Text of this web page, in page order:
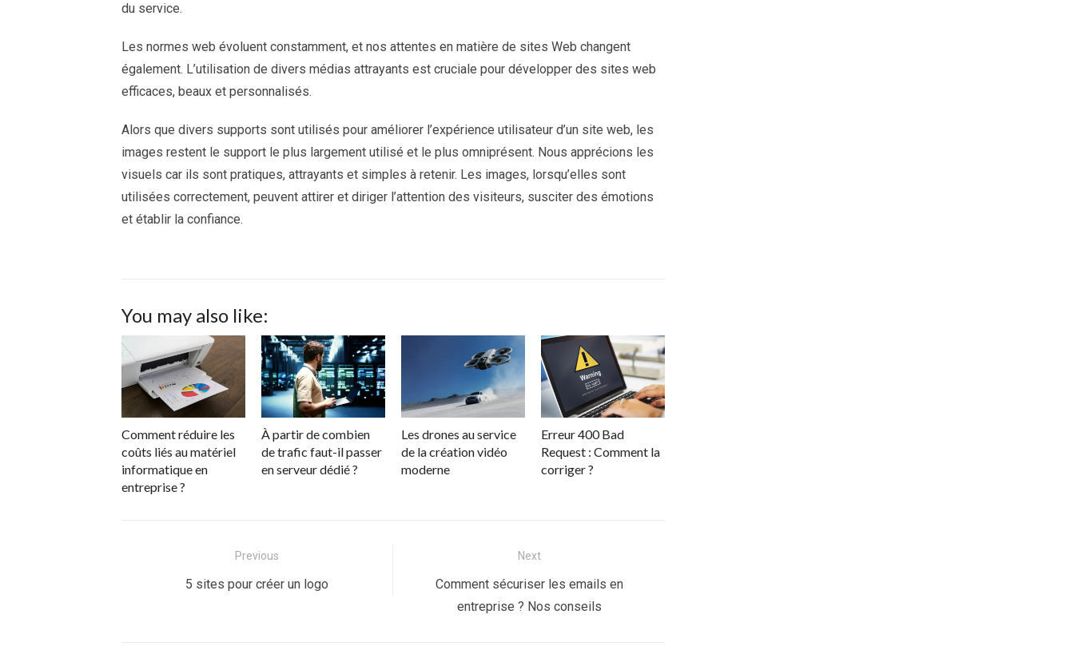
du service.
Les normes web évoluent constamment, et nos attentes en matière de sites Web changent
également. L’utilisation de divers médias attrayants est cruciale pour développer des sites web
efficaces, beaux et personnalisés.
Alors que divers supports sont utilisés pour améliorer l’expérience utilisateur d’un site web, les
images restent le support le plus largement utilisé et le plus omniprésent. Nous apprécions les
visuels car ils sont pratiques, attrayants et simples à retenir. Les images, lorsqu’elles sont
utilisées correctement, peuvent attirer et diriger l’attention des visiteurs, susciter des émotions
et établir la confiance.
You may also like:
Comment réduire les
coûts liés au matériel
informatique en
entreprise ?
À partir de combien
de trafic faut-il passer
en serveur dédié ?
Les drones au service
de la création vidéo
moderne
Erreur 400 Bad
Request : Comment la
corriger ?
Previous
Previous
5 sites pour créer un logo
Next
Next
Comment sécuriser les emails en
entreprise ? Nos conseils